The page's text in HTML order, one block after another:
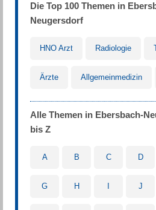
Die Top 100 Themen in
Neugersdorf
HNO Arzt Radiologie
Ärzte Allgemeinmedizin
Alle Themen in Ebersbach-
bis Z
A B C D
G H J